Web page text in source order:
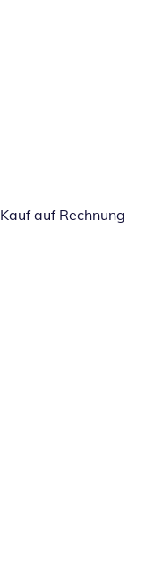
Kauf auf Rechnung